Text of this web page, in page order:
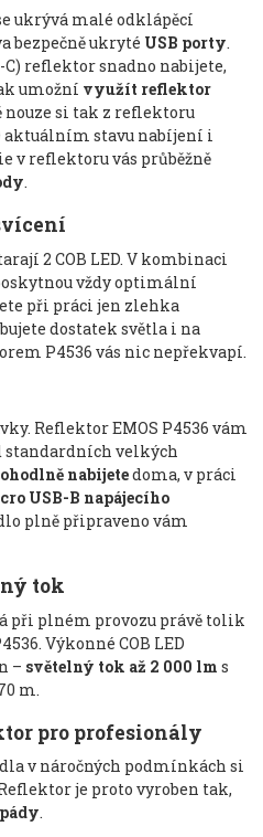
ukrývá malé odklápěcí
bezpečně ukryté USB porty.
reflektor snadno nabijete,
umožní využít reflektor
nouze si tak z reflektoru
aktuálním stavu nabíjení i
v reflektoru vás průběžně
.
2 COB LED. V kombinaci
vždy optimální
při práci jen zlehka
dostatek světla i na
P4536 vás nic nepřekvapí.
Reflektor EMOS P4536 vám
standardních velkých
nabijetedoma, v práci
USB-B napájecího
plně připraveno vám
tok
při plném provozu právě tolik
Výkonné COB LED
– světelný tok až 2 000 lm s
m.
pro profesionály
v náročných podmínkách si
je proto vyroben tak,
.